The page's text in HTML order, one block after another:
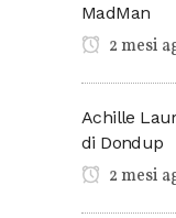
MadMan
2 mesi
Achille
di Dondup
2 mesi